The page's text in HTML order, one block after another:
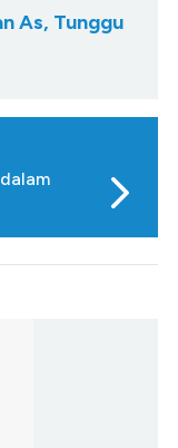
As, Tunggu